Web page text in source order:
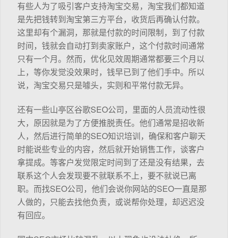
有些人为了吸引客户支持淘宝交易，淘宝我们都知道
是先把钱转到淘宝第三方平台，收货后再确认付款。
这里却有个漏洞，那就是付款的时间限制，到了付款
时间，钱就会自动打到卖家账户，这个付款时间通常
只有一个月。然而，优化见效周期通常都要三个月以
上，等你发觉没效果时，钱早已到了他们手中。所以
说，淘宝交易只是噱头，实则和平常付款无异。
还有一些山亭区谷歌SEO公司，里面的人员流动性很
大，原因就是为了方便推脱责任。他们通常是招收新
人，然后进行简单的SEO知识培训，确保和客户聊天
时能说些专业的内容，然后就开始销售工作，谈客户
拿提成。等客户发觉限定时间到了还是没有结果，去
联系这个人会发现要不就联系不上，要不就说已离
职。而找SEO公司，他们会说你网站的SEO一直是那
人做的，只能去找他负责，或说帮你处理，却迟迟没
有回应。